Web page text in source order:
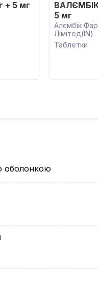
+ 5 мг
5 мг
Алємбік
Лімітед(IN)
Таблетки
оболонкою